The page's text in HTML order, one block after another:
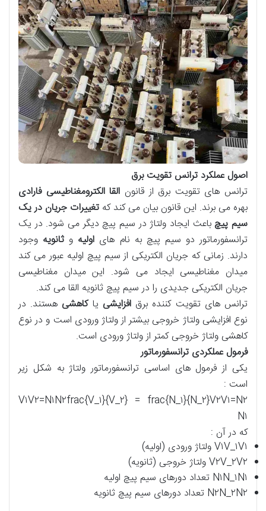
اصول عملکرد ترانس تقویت برق
ترانس های تقویت برق از قانون القا الکترومغناطیسی فارادی
بهره می برند. این قانون بیان می کند کهتغییرات جریان در یک
سیم پیچ باعث ایجاد ولتاژ در سیم پیچ دیگر می شود. در یک
ترانسفورماتور دو سیم پیچ به نام های اولیه وثانویه وجود
دارند. زمانی که جریان الکتریکی از سیم پیچ اولیه عبور می کند
میدان مغناطیسی ایجاد می شود. این میدان مغناطیسی
جریان الکتریکی جدیدی را در سیم پیچ ثانویه القا می کند.
ترانس های تقویت کننده برقافزایشی یاکاهشیهستند. در
نوع افزایشی ولتاژ خروجی بیشتر از ولتاژ ورودی است و در نوع
کاهشی ولتاژ خروجی کمتر از ولتاژ ورودی است.
فرمول عملکردی ترانسفورماتور
یکی از فرمول های اساسی ترانسفورماتور ولتاژ به شکل زیر
است :
V۱V۲=N۱N۲frac{V_۱}{V_۲} = frac{N_۱}{N_۲}V۲​V۱​​=N۲​
N۱​​
که در آن :
V۱V_۱V۱​ ولتاژ ورودی (اولیه)
V۲V_۲V۲​ ولتاژ خروجی (ثانویه)
N۱N_۱N۱​ تعداد دورهای سیم پیچ اولیه
N۲N_۲N۲​ تعداد دورهای سیم پیچ ثانویه